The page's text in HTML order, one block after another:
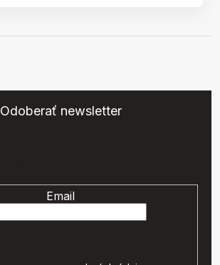
Odoberať newsletter
Email